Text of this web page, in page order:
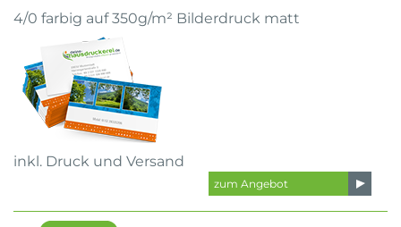
4/0 farbig auf 350g/m² Bilderdruck matt
inkl. Druck und Versand
zum Angebot